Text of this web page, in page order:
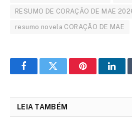
RESUMO DE CORAÇÃO DE MAE
resumo novela CORAÇÃO DE MAE
FacebookTwitter Pinterest
LEIA TAMBÉM